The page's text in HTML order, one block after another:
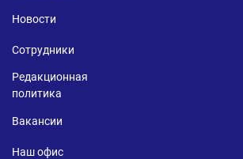
Новости
Сотрудники
Редакционная
политика
Вакансии
Наш офис